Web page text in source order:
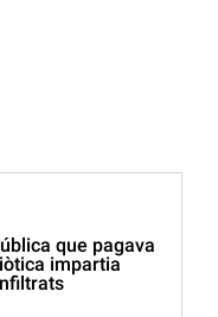
que pagava
impartia